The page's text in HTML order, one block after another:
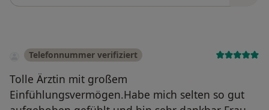
Telefonnummer verifiziert
Tolle Ärztin mit großem
Einfühlungsvermögen.Habe mich selten so gut